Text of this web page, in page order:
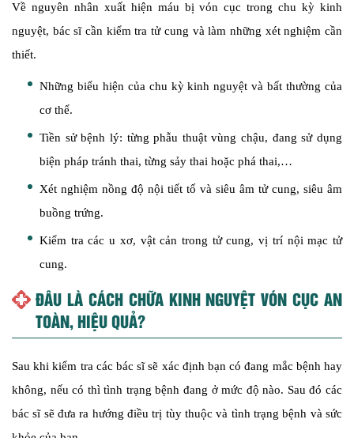
Về nguyên nhân xuất hiện máu bị vón cục trong chu kỳ kinh
nguyệt, bác sĩ cần kiểm tra tử cung và làm những xét nghiệm cần
thiết.
Những biểu hiện của chu kỳ kinh nguyệt và bất thường của
cơ thể.
Tiền sử bệnh lý: từng phẫu thuật vùng chậu, đang sử dụng
biện pháp tránh thai, từng sảy thai hoặc phá thai,…
Xét nghiệm nồng độ nội tiết tố và siêu âm tử cung, siêu âm
buồng trứng.
Kiểm tra các u xơ, vật cản trong tử cung, vị trí nội mạc tử
cung.
ĐÂU LÀ CÁCH CHỮA KINH NGUYỆT VÓN CỤC AN
TOÀN, HIỆU QUẢ?
Sau khi kiểm tra các bác sĩ sẽ xác định bạn có đang mắc bệnh hay
không, nếu có thì tình trạng bệnh đang ở mức độ nào. Sau đó các
bác sĩ sẽ đưa ra hướng điều trị tùy thuộc và tình trạng bệnh và sức